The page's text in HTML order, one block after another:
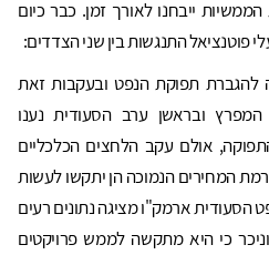
ייבחנו לאורך זמן. כבר כיום
פוטנציאל התנגשות בין שני הצדדים:
תפוקת הנפט ובעקבות זאת
המפרץ ובראשן ערב הסעודית נענו
אולם עקב הלחצים הכלכליים
המחירים הנמוכה הן יתקשו לעשות
הסעודית ארמק"ו מציגה נתונים רעים
כי היא מתקשה לממש פרויקטים